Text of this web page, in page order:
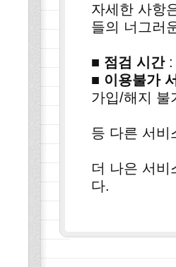
자세한 사항
들의 너그러
■ 점검 시간:
■ 이용불가
가입/해지 불
(가입/
등 다른 서비
더 나은 서비
다.